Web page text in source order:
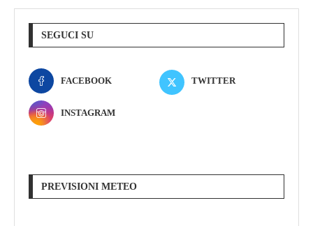
SEGUCI SU
FACEBOOK TWITTER
INSTAGRAM
PREVISIONI METEO